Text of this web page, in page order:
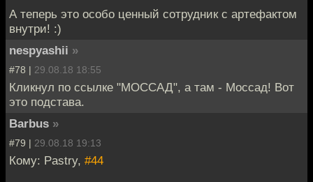
А теперь это особо ценный сотрудник с артефактом
внутри! :)
nespyashii »
#78 | 29.08.18 18:55
Кликнул по ссылке "МОССАД", а там - Моссад! Вот
это подстава.
Barbus »
#79 | 29.08.18 19:13
Кому: Pastry, #44